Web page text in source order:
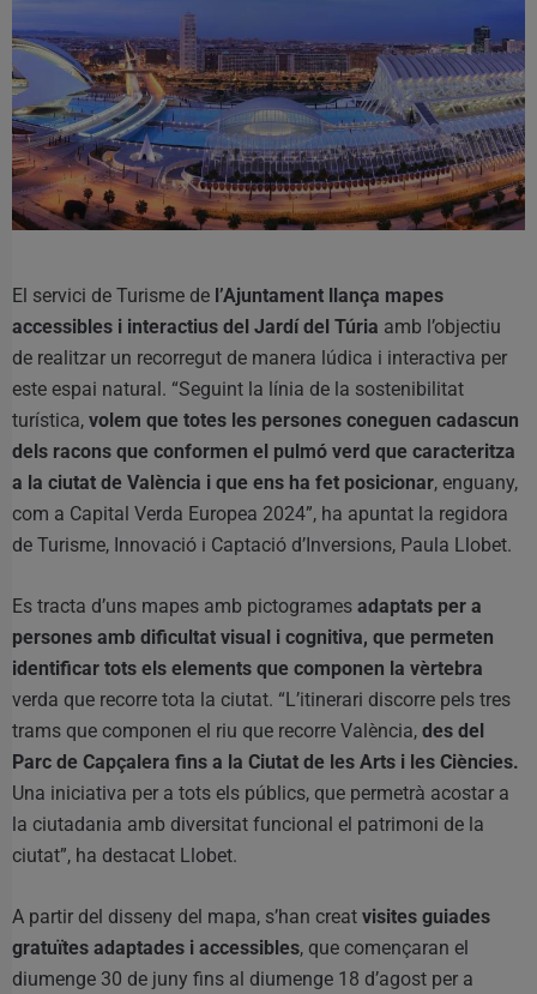
El servici de Turisme de l’Ajuntament llança mapes
accessibles i interactius del Jardí del Túria amb l’objectiu
de realitzar un recorregut de manera lúdica i interactiva per
este espai natural. “Seguint la línia de la sostenibilitat
turística, volem que totes les persones coneguen cadascun
dels racons que conformen el pulmó verd que caracteritza
a la ciutat de València i que ens ha fet posicionar, enguany,
com a Capital Verda Europea 2024”, ha apuntat la regidora
de Turisme, Innovació i Captació d’Inversions, Paula Llobet.
Es tracta d’uns mapes amb pictogrames adaptats per a
persones amb dificultat visual i cognitiva, que permeten
identificar tots els elements que componen la vèrtebra
verda que recorre tota la ciutat. “L’itinerari discorre pels tres
trams que componen el riu que recorre València, des del
Parc de Capçalera fins a la Ciutat de les Arts i les Ciències.
Una iniciativa per a tots els públics, que permetrà acostar a
la ciutadania amb diversitat funcional el patrimoni de la
ciutat”, ha destacat Llobet.
A partir del disseny del mapa, s’han creat visites guiades
gratuïtes adaptades i accessibles, que començaran el
diumenge 30 de juny fins al diumenge 18 d’agost per a